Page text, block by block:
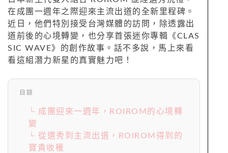
在成團一週年之際迎來主流出道的全新里程碑。
近日，他們特別接受台灣媒體的訪問，除透露出
道前後的心境轉變，也分享首張迷你專輯《CLAS
SIC WAVE》的創作故事。話不多說，馬上來看
看這組潛力新星的真實魅力吧！
目錄
└ 成團迎來一週年，ROIROM的心境轉
變
└ 從選秀到主流出道，ROIROM得到的
寶貴收穫